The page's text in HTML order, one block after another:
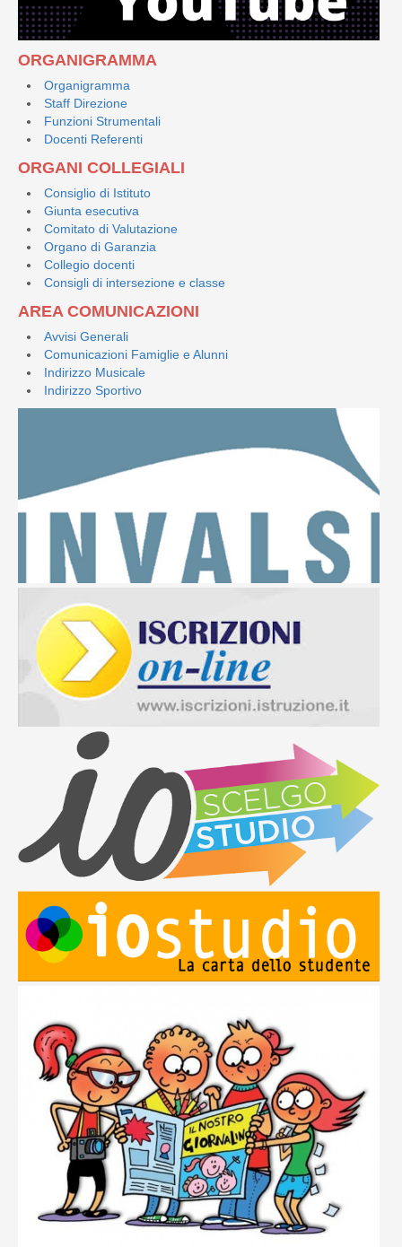
ORGANIGRAMMA
Organigramma
Staff Direzione
Funzioni Strumentali
Docenti Referenti
ORGANI COLLEGIALI
Consiglio di Istituto
Giunta esecutiva
Comitato di Valutazione
Organo di Garanzia
Collegio docenti
Consigli di intersezione e classe
AREA COMUNICAZIONI
Avvisi Generali
Comunicazioni Famiglie e Alunni
Indirizzo Musicale
Indirizzo Sportivo